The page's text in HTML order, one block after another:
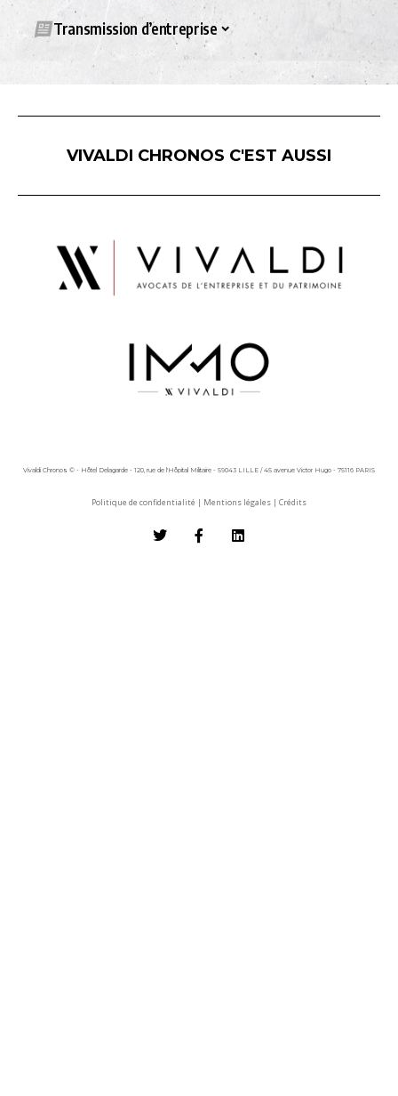
Transmission d’entreprise
VIVALDI CHRONOS C'EST AUSSI
Vivaldi Chronos © - Hôtel Delagarde - 120, rue de l'Hôpital Militaire - 59043 LILLE / 45 avenue Victor Hugo - 75116 PARIS
Politique de confidentialité | Mentions légales | Crédits